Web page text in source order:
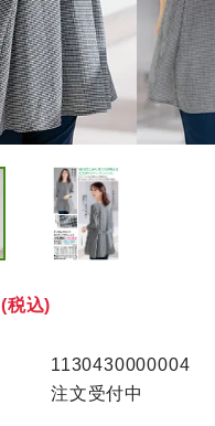
(税込)
1130430000004
注文受付中